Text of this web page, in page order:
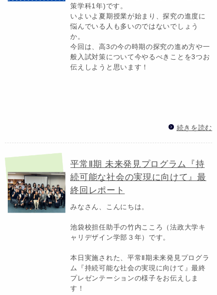
策学科1年)です。
いよいよ夏期授業が始まり、探究の進度に
悩んでいる人も多いのではないでしょう
か。
今回は、高3の今の時期の探究の進め方や一
般入試対策について今やるべきことを3つお
伝えしようと思います！
続きを読む
平常Ⅱ期 未来発見プログラム『持
続可能な社会の実現に向けて』最
終回レポート
みなさん、こんにちは。
池袋校担任助手の竹内こころ（法政大学キ
ャリデザイン学部３年）です。
本日実施された、平常Ⅱ期未来発見プログラ
ム『持続可能な社会の実現に向けて』最終
プレゼンテーションの様子をお伝えしま
す！